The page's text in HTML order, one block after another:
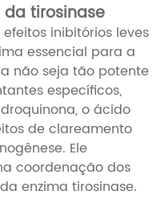
tirosinase
inibitórios leves
essencial para a
não seja tão potente
específicos,
o ácido
de clareamento
Ele
coordenação dos
enzima tirosinase.